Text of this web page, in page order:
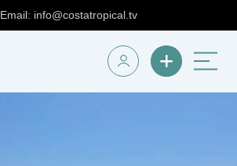
Email: info@costatropical.tv